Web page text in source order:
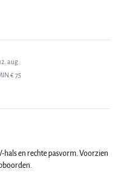
aug.
€ 75
hals en rechte pasvorm. Voorzien